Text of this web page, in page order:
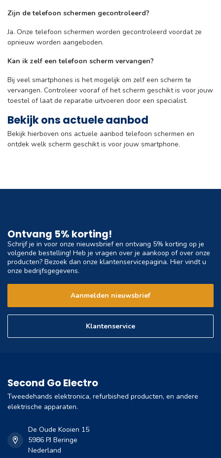
Zijn de telefoon schermen gecontroleerd?
Ja. Onze telefoon schermen worden gecontroleerd voordat ze
opnieuw worden aangeboden.
Kan ik zelf een telefoon scherm vervangen?
Bij veel smartphones is het mogelijk om zelf een scherm te
vervangen. Controleer vooraf of het scherm geschikt is voor jouw
toestel of laat de reparatie uitvoeren door een specialist.
Bekijk ons actuele aanbod
Bekijk hierboven ons actuele aanbod telefoon schermen en
ontdek welk scherm geschikt is voor jouw smartphone.
Ontvang 5% korting!
Schrijf je in voor onze nieuwsbrief en ontvang 5% korting op je
volgende bestelling! Heb je vragen over je aankoop of over onze
producten? Bezoek dan onze klantenservicepagina. Hier vindt u
onze bedrijfsgegevens.
Aanmelden nieuwsbrief
Klantenservice
Second Go Electro
Tweedehands elektronica, refurbished producten, en andere
elektrische apparaten.
De Oude Kooien 15
5986 PJ Beringe
Nederland